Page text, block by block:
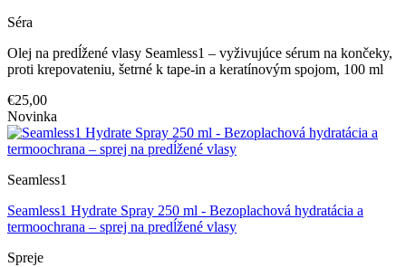
Séra
Olej na predĺžené vlasy Seamless1 – vyživujúce sérum na končeky,
proti krepovateniu, šetrné k tape-in a keratínovým spojom, 100 ml
€25,00
Novinka
Seamless1
Seamless1 Hydrate Spray 250 ml - Bezoplachová hydratácia a
termoochrana – sprej na predĺžené vlasy
Spreje